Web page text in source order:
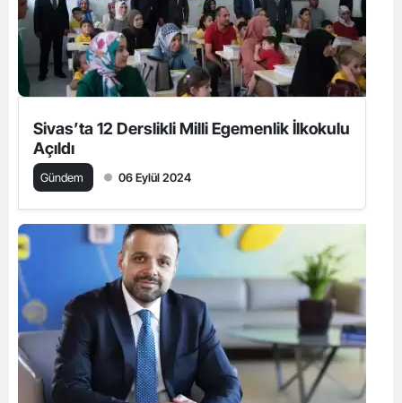
Sivas’ta 12 Derslikli Milli Egemenlik İlkokulu
Açıldı
Gündem 06 Eylül 2024